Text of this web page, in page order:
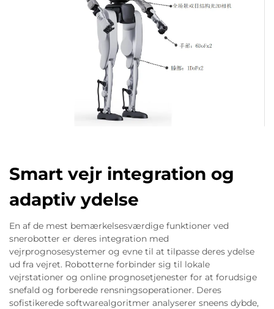
Smart vejr integration og
adaptiv ydelse
En af de mest bemærkelsesværdige funktioner ved
snerobotter er deres integration med
vejrprognosesystemer og evne til at tilpasse deres ydelse
ud fra vejret. Robotterne forbinder sig til lokale
vejrstationer og online prognosetjenester for at forudsige
snefald og forberede rensningsoperationer. Deres
sofistikerede softwarealgoritmer analyserer sneens dybde,